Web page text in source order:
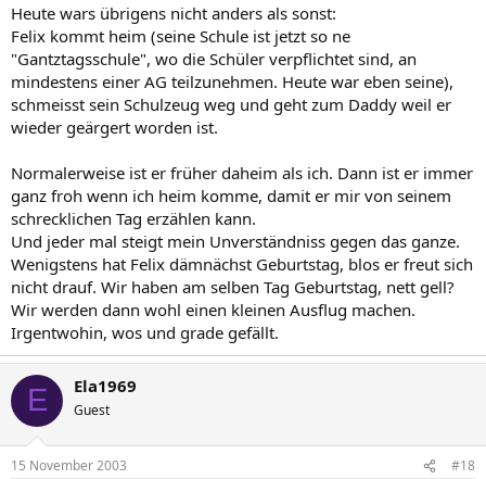
Heute wars übrigens nicht anders als sonst:
Felix kommt heim (seine Schule ist jetzt so ne
"Gantztagsschule", wo die Schüler verpflichtet sind, an
mindestens einer AG teilzunehmen. Heute war eben seine),
schmeisst sein Schulzeug weg und geht zum Daddy weil er
wieder geärgert worden ist.
Normalerweise ist er früher daheim als ich. Dann ist er immer
ganz froh wenn ich heim komme, damit er mir von seinem
schrecklichen Tag erzählen kann.
Und jeder mal steigt mein Unverständniss gegen das ganze.
Wenigstens hat Felix dämnächst Geburtstag, blos er freut sich
nicht drauf. Wir haben am selben Tag Geburtstag, nett gell?
Wir werden dann wohl einen kleinen Ausflug machen.
Irgentwohin, wos und grade gefällt.
E Ela1969
Guest
15 November 2003 #18